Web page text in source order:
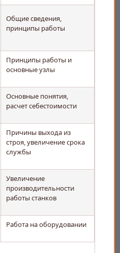
Общие сведения,
принципы работы
Принципы работы и
основные узлы
Основные понятия,
расчет себестоимости
Причины выхода из
строя, увеличение срока
службы
Увеличение
производительности
работы станков
Работа на оборудовании